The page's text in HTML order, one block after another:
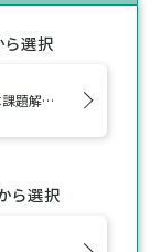
ら選択
題解決支援、サイバー
ら選択